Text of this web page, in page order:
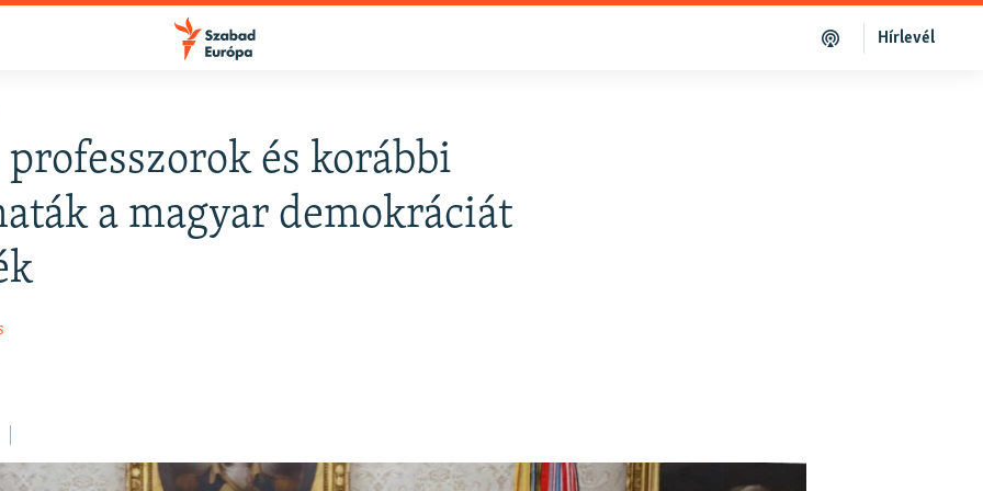
Hírlevél
professzorok és korábbi
a magyar demokráciát
FELIRATKOZÁS